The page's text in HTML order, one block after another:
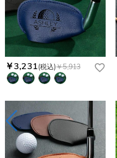
￥3,231(税込)￥5,913